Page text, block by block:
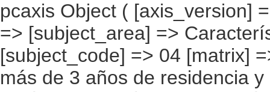
pcaxis Object ( [axis_version] => [creation_date] => 20080709 [note] => [subject_area] => Características de los inmigrantes [subject_code] => 04 [matrix] => 04027 [title] => Inmigrantes con más de 3 años de residencia y que trabajan, por comunidad autónoma, según su ocupación actual [description] => [contents] => Inmigrantes con más de 3 años de residencia y que trabajan [units] => inmigrantes [stub] => Array ( [0] => comunidades autónomas ) [heading] => Array ( [0] => ocupación en la que trabaja actualmente en España ) [prestext] => [values] => Array ( [:www.ine.es tel: " "+34 91 5839100 "; VALUES("comunidades autónomas] => Array ( [0] => Total [1] => Andalucía [2] => Aragón [3] => Asturias (Principado de) [4] => Balears (IIles) [5] => Canarias [6] => Cantabria [7] => Castilla y León [8] => Castilla-La Mancha [9] => Catalunya [10] => Comunitat Valenciana [11] => Extremadura [12] => Galicia [13] => Madrid (Comunidad de) [14] => Murcia(Región de) [15] => Navarra(Comunidad Foral de) [16] => País Vasco [17] => Rioja (La) [18] => Ceuta [19] => Melilla ) [ocupación en la que trabaja actualmente en España ] => Array ( [0] => Total [1] => Dirección de las empresas y de las administraciones públicas [2] => Técnicos y profesionales científicos e intelectuales [3] => Técnicos y profesionales de apoyo [4] => Empleados de tipo administrativo [5] => Trabajadores de los servicios de restauración, personales, protección y vendedores de los comercios [6] => Trabajadores cualificados en la agricultura y en la pesca [7] => Artesanos y trabajadores cualificados de las industrias manufactureras, la construcción, y la minería, excepto los operadores de instalaciones y maquinaria [8] => Operadores de instalaciones y maquinaria, y montadores [9] => Trabajadores no cualificados [10] => No sabe o Fuerzas armadas ) ) [codes] => Array (